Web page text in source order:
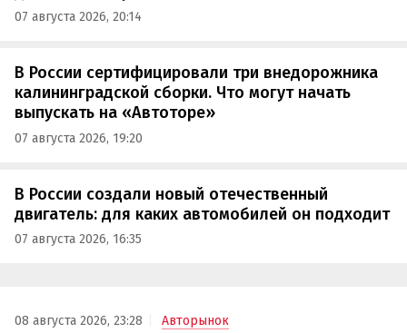
07 августа 2026, 20:14
В России сертифицировали три внедорожника
калининградской сборки. Что могут начать
выпускать на «Автоторе»
07 августа 2026, 19:20
В России создали новый отечественный
двигатель: для каких автомобилей он подходит
07 августа 2026, 16:35
08 августа 2026, 23:28 Авторынок